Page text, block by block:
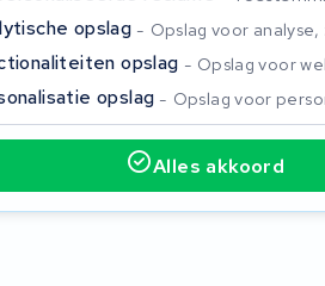
opslag Opslag voor
opslag Opslag voor
opslag Opslag voor
Alles akkoord
Incl. BTW
Sluiten
om te zoeken